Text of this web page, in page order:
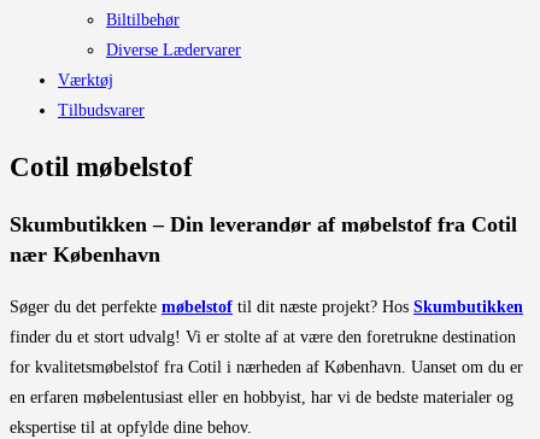
Biltilbehør
Diverse Lædervarer
Værktøj
Tilbudsvarer
Cotil møbelstof
Skumbutikken – Din leverandør af møbelstof fra Cotil
nær København
Søger du det perfekte møbelstof til dit næste projekt? Hos Skumbutikken
finder du et stort udvalg! Vi er stolte af at være den foretrukne destination
for kvalitetsmøbelstof fra Cotil i nærheden af København. Uanset om du er
en erfaren møbelentusiast eller en hobbyist, har vi de bedste materialer og
ekspertise til at opfylde dine behov.